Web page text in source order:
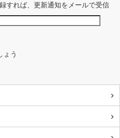
すれば、更新通知をメールで受信
ょう